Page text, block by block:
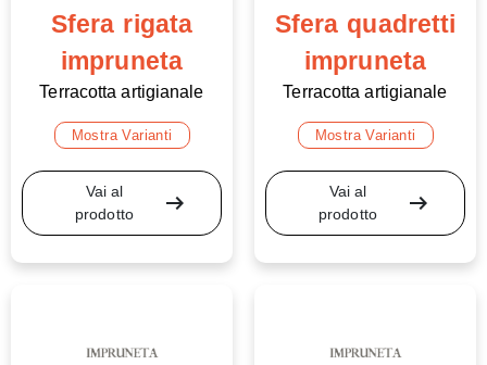
Sfera rigata
impruneta
Terracotta artigianale
Mostra Varianti
Vai al
prodotto
arrow_right_alt
Sfera quadretti
impruneta
Terracotta artigianale
Mostra Varianti
Vai al
prodotto
arrow_right_alt